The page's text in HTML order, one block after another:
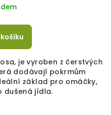
je vyroben z čerstvých
dodávají pokrmům
základ pro omáčky,
dušená jídla.